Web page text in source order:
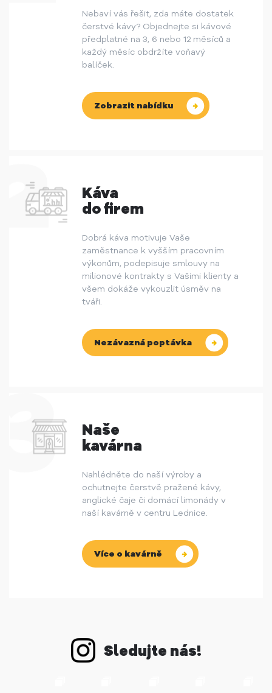
Nebaví vás řešit, zda máte dostatek
čerstvé kávy? Objednejte si kávové
předplatné na 3, 6 nebo 12 měsíců a
každý měsíc obdržíte voňavý
balíček.
Zobrazit nabídku
Káva
do firem
Dobrá káva motivuje Vaše
zaměstnance k vyšším pracovním
výkonům, podepisuje smlouvy na
milionové kontrakty s Vašimi klienty a
všem dokáže vykouzlit úsměv na
tváři.
Nezávazná poptávka
Naše
kavárna
Nahlédněte do naší výroby a
ochutnejte čerstvě pražené kávy,
anglické čaje či domácí limonády v
naší kavárně v centru Lednice.
Více o kavárně
Sledujte nás!